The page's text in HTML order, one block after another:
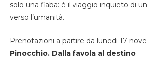
solo una fiaba: è il viaggio inquieto di
verso l’umanità.
Prenotazioni a partire da lunedi 17
Pinocchio. Dalla favola al destino